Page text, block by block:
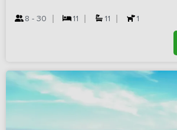
8 - 30 11 11 1